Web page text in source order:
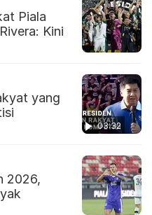
Piala
Kini
03:32
yang
2026,